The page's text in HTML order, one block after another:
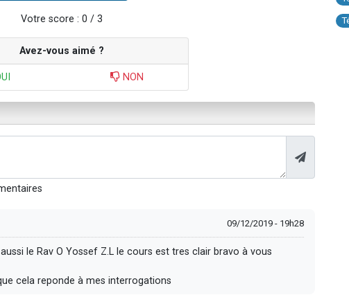
Votre score : 0 / 3
Avez-vous aimé ?
NON
09/12/2019 - 19h28
le Rav O Yossef Z.L le cours est tres clair bravo à vous
cela reponde à mes interrogations